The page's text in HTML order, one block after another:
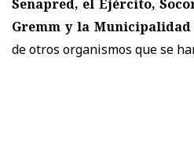
Senapred, el Ejército,
Gremm y la
de otros organismos que se